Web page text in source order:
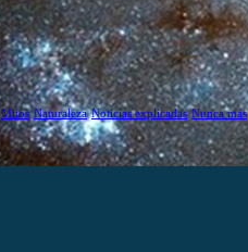
Mitos Naturaleza Noticias explicadas Nunca más